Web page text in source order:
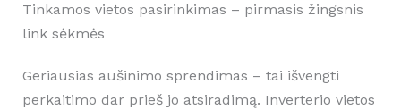
Tinkamos vietos pasirinkimas – pirmasis žingsnis
link sėkmės
Geriausias aušinimo sprendimas – tai išvengti
perkaitimo dar prieš jo atsiradimą. Inverterio vietos